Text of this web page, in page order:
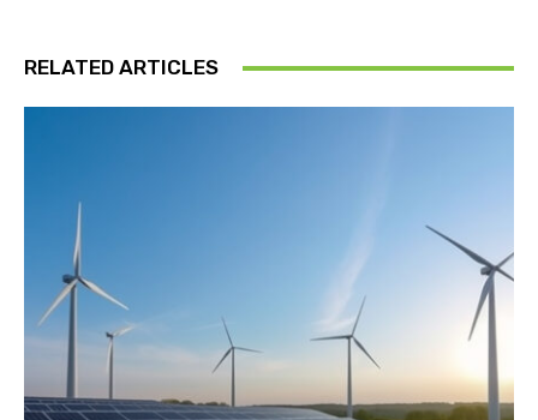
RELATED ARTICLES